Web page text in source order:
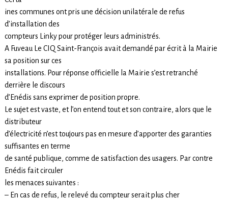
ines communes ont pris une décision unilatérale de refus
d’installation des
compteurs Linky pour protéger leurs administrés.
A Fuveau Le CIQ Saint-François avait demandé par écrit à la Mairie
sa position sur ces
installations. Pour réponse officielle la Mairie s’est retranché
derrière le discours
d’Enédis sans exprimer de position propre.
Le sujet est vaste, et l’on entend tout et son contraire, alors que le
distributeur
d’électricité n’est toujours pas en mesure d’apporter des garanties
suffisantes en terme
de santé publique, comme de satisfaction des usagers. Par contre
Enédis fait circuler
les menaces suivantes :
– En cas de refus, le relevé du compteur serait plus cher